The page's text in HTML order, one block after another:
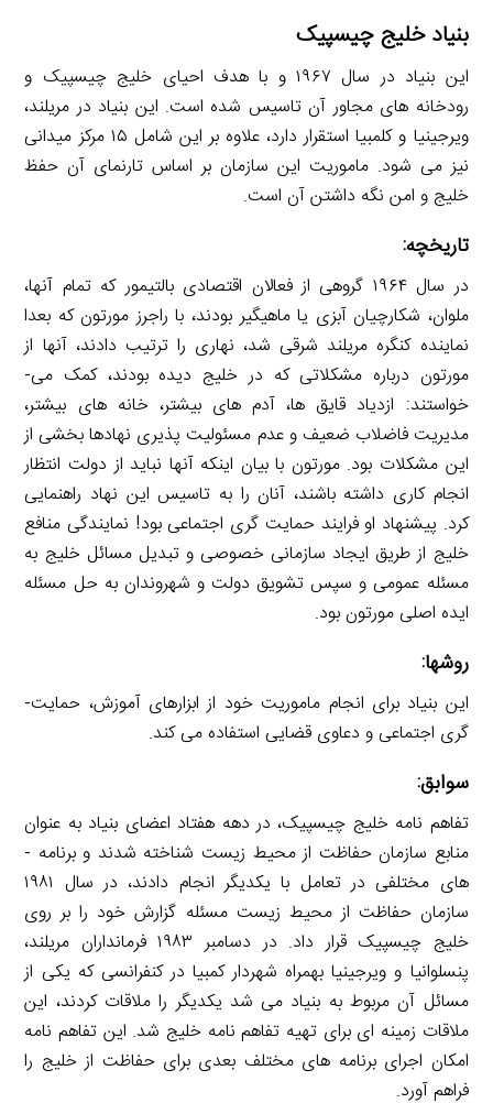
بنیاد خلیج چیسپیک
این بنیاد در سال ۱۹۶۷ و با هدف احیای خلیج چیسپیک و
رودخانه ­های مجاور آن تاسیس شده است. این بنیاد در مریلند،
ویرجینیا و کلمبیا استقرار دارد، علاوه بر این شامل ۱۵ مرکز میدانی
نیز می ­شود. ماموریت این سازمان بر اساس تارنمای آن حفظ
خلیج و امن نگه داشتن آن است.
تاریخچه:
در سال ۱۹۶۴ گروهی از فعالان اقتصادی بالتیمور که تمام آنها،
ملوان، شکارچیان آبزی یا ماهیگیر بودند، با راجرز مورتون که بعدا
نماینده کنگره مریلند شرقی شد، نهاری را ترتیب دادند، آنها از
مورتون درباره مشکلاتی که در خلیج دیده بودند، کمک می­
خواستند: ازدیاد قایق ­ها، آدم­ های بیشتر، خانه ­های بیشتر،
مدیریت فاضلاب ضعیف و عدم مسئولیت ­پذیری نهادها بخشی از
این مشکلات بود. مورتون با بیان اینکه آنها نباید از دولت انتظار
انجام کاری داشته باشند، آنان را به تاسیس این نهاد راهنمایی
کرد. پیشنهاد او فرایند حمایت ­گری اجتماعی بود! نمایندگی منافع
خلیج از طریق ایجاد سازمانی خصوصی و تبدیل مسائل خلیج به
مسئله عمومی و سپس تشویق دولت و شهروندان به حل مسئله
ایده اصلی مورتون بود.
روش­ها:
این بنیاد برای انجام ماموریت خود از ابزارهای آموزش، حمایت­
گری اجتماعی و دعاوی قضایی استفاده می­ کند.
سوابق:
تفاهم­ نامه خلیج چیسپیک، در دهه هفتاد اعضای بنیاد به عنوان
منابع سازمان حفاظت از محیط ­زیست شناخته شدند و برنامه ­
های مختلفی در تعامل با یکدیگر انجام دادند، در سال ۱۹۸۱
سازمان حفاظت از محیط­ زیست مسئله گزارش خود را بر روی
خلیج چیسپیک قرار داد. در دسامبر ۱۹۸۳ فرمانداران مریلند،
پنسلوانیا و ویرجینیا بهمراه شهردار کمبیا در کنفرانسی که یکی از
مسائل آن مربوط به بنیاد می­ شد یکدیگر را ملاقات کردند، این
ملاقات زمینه ­ای برای تهیه تفاهم ­نامه خلیج شد. این تفاهم ­نامه
امکان اجرای برنامه ­های مختلف بعدی برای حفاظت از خلیج را
فراهم آورد.